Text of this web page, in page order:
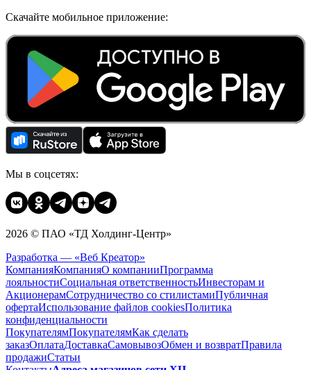
Скачайте мобильное приложение:
Мы в соцсетях:
2026 © ПАО «ТД Холдинг-Центр»
Разработка — «Веб Креатор»
КомпанияКомпанияО компанииПрограмма
лояльностиСоциальная ответственностьИнвесторам и
АкционерамСотрудничество со стилистамиПубличная
офертаИспользование файлов cookiesПолитика
конфиденциальности
ПокупателямПокупателямКак сделать
заказОплатаДоставкаCамовывозОбмен и возвратПравила
продажиСтатьи